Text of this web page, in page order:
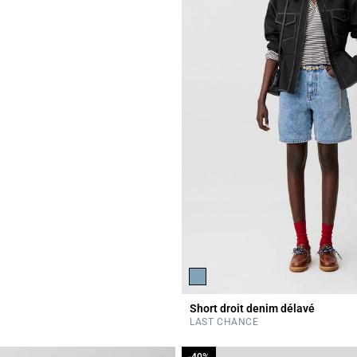
Short droit denim délavé
LAST CHANCE